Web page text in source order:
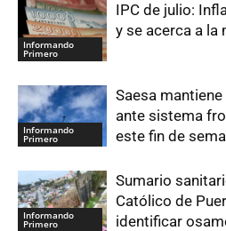
Informando
Primero
IPC de julio:
y se acerca a la
Informando
Primero
Saesa
ante sistema
este fin de
Informando
Primero
Sumario
Católico de
identificar